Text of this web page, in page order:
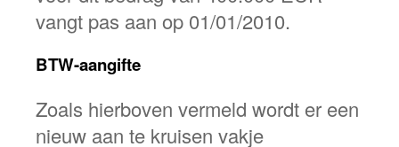
vangt pas aan op 01/01/2010.
BTW-aangifte
Zoals hierboven vermeld wordt er een
nieuw aan te kruisen vakje